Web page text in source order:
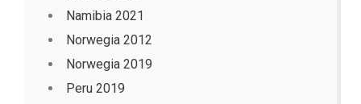
Namibia 2021
Norwegia 2012
Norwegia 2019
Peru 2019